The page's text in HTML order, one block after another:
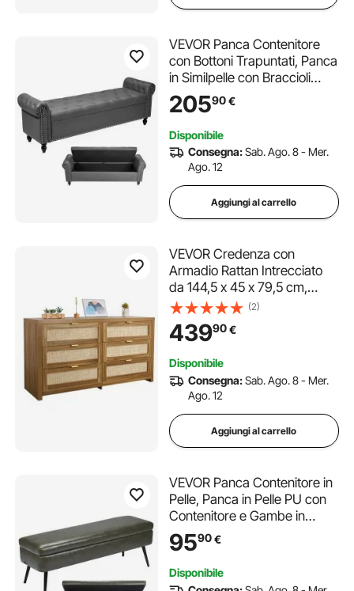
VEVOR Panca Contenitore
con Bottoni Trapuntati, Panca
in Similpelle con Braccioli
Arrotolati e Gambe in Legno
Massello, Panche per
Ingresso, Panche Imbottita
per Soggiorno e Sala da
Pranzo, Grigio
20590€
Disponibile
Consegna:Sab. Ago. 8 - Mer.
Ago. 12
Aggiungi al carrello
VEVOR Credenza con
Armadio Rattan Intrecciato
da 144,5 x 45 x 79,5 cm,
Carico di 91 kg con 6 Cassetti
e Maniglie in Metallo,
Mobiletto Moderno in Rattan
Marrone Nocciola
(2)
43990€
Disponibile
Consegna:Sab. Ago. 8 - Mer.
Ago. 12
Aggiungi al carrello
VEVOR Panca Contenitore in
Pelle, Panca in Pelle PU con
Contenitore e Gambe in
Metallo, Panca Moderna per
Ingresso, Panca Imbottita per
Soggiorno, Sala da Pranzo,
Corridoio, Colore Verde
9590€
Disponibile